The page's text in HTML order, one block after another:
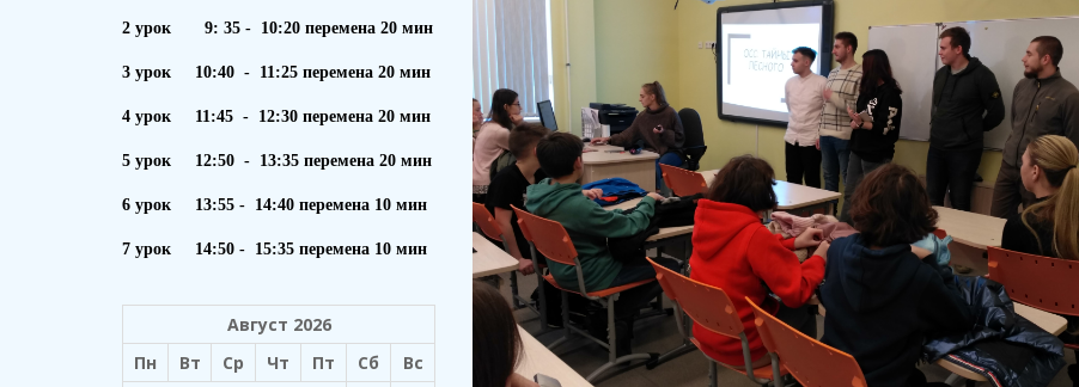
2 урок 9: 35 - 10:20 перемена 20 мин
3 урок 10:40 - 11:25 перемена 20 мин
4 урок 11:45 - 12:30 перемена 20 мин
5 урок 12:50 - 13:35 перемена 20 мин
6 урок 13:55 - 14:40 перемена 10 мин
7 урок 14:50 - 15:35 перемена 10 мин
Август 2026
Пн
Вт Ср Чт Пт Сб
Вс